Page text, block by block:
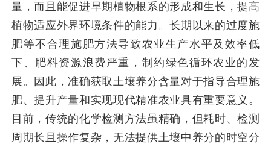
量，而且能促进早期植物根系的形成和生长，提高
植物适应外界环境条件的能力。长期以来的过度施
肥等不合理施肥方法导致农业生产水平及效率低
下、肥料资源浪费严重，制约绿色循环农业的发
展。因此，准确获取土壤养分含量对于指导合理施
肥、提升产量和实现现代精准农业具有重要意义。
目前，传统的化学检测方法虽精确，但耗时、检测
周期长且操作复杂，无法提供土壤中养分的时空分